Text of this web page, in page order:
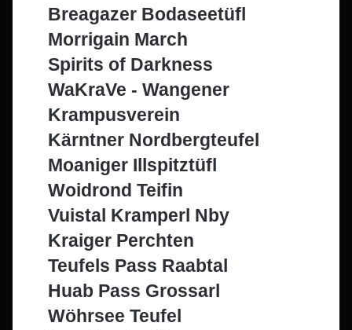
Breagazer Bodaseetüfl
Morrigain March
Spirits of Darkness
WaKraVe - Wangener
Krampusverein
Kärntner Nordbergteufel
Moaniger Illspitztüfl
Woidrond Teifin
Vuistal Kramperl Nby
Kraiger Perchten
Teufels Pass Raabtal
Huab Pass Grossarl
Wöhrsee Teufel